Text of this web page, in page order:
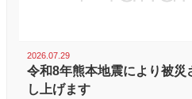
2026.07.29
令和8年熊本地震により被災
し上げます